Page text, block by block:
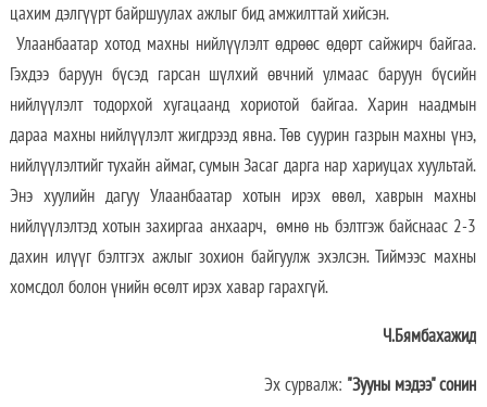
цахим дэлгүүрт байршуулах ажлыг бид амжилттай хийсэн.
Улаанбаатар хотод махны нийлүүлэлт өдрөөс өдөрт сайжирч байгаа.
Гэхдээ баруун бүсэд гарсан шүлхий өвчний улмаас баруун бүсийн
нийлүүлэлт тодорхой хугацаанд хориотой байгаа. Харин наадмын
дараа махны нийлүүлэлт жигдрээд явна. Төв суурин газрын махны үнэ,
нийлүүлэлтийг тухайн аймаг, сумын Засаг дарга нар хариуцах хуультай.
Энэ хуулийн дагуу Улаанбаатар хотын ирэх өвөл, хаврын махны
нийлүүлэлтэд хотын захиргаа анхаарч, өмнө нь бэлтгэж байснаас 2-3
дахин илүүг бэлтгэх ажлыг зохион байгуулж эхэлсэн. Тиймээс махны
хомсдол болон үнийн өсөлт ирэх хавар гарахгүй.
Ч.Бямбахажид
Эх сурвалж: "Зууны мэдээ" сонин